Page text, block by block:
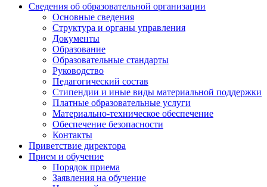
Сведения об образовательной организации
Основные сведения
Структура и органы управления
Документы
Образование
Образовательные стандарты
Руководство
Педагогический состав
Стипендии и иные виды материальной поддержки
Платные образовательные услуги
Материально-техническое обеспечение
Обеспечение безопасности
Контакты
Приветствие директора
Прием и обучение
Порядок приема
Заявления на обучение